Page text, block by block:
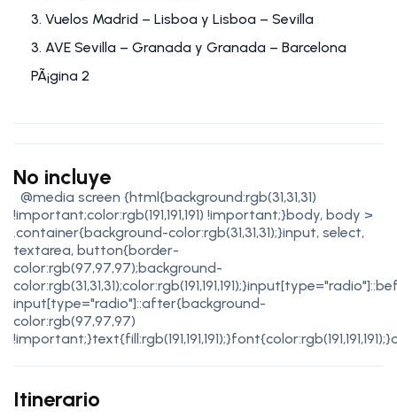
3. Vuelos Madrid – Lisboa y Lisboa – Sevilla
3. AVE Sevilla – Granada y Granada – Barcelona
PÃ¡gina 2
No incluye
@media screen {html{background:rgb(31,31,31)
!important;color:rgb(191,191,191) !important;}body, body >
.container{background-color:rgb(31,31,31);}input, select,
textarea, button{border-
color:rgb(97,97,97);background-
input[type="radio"]::after{background-
color:rgb(97,97,97)
Itinerario